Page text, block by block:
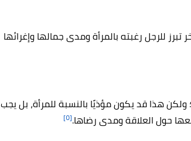
للرجل رغبته بالمرأة ومدى جمالها وإغرائها
ولكن هذا قد يكون مؤذيًا بالنسبة للمرأة، بل يجب
حول العلاقة ومدى رضاها.[٥]